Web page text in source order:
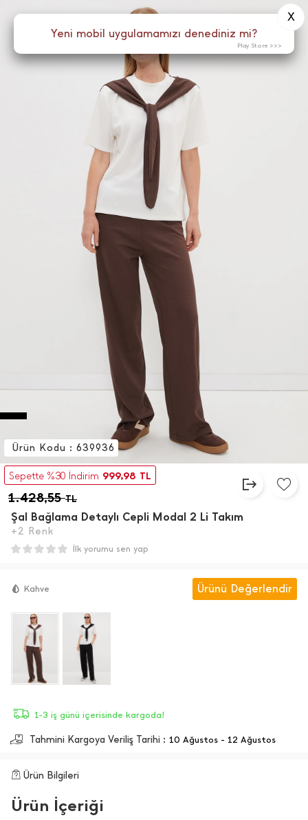
Menü
Sepette %30 İndirim 999,98 TL
1.428,55TL
Şal Bağlama Detaylı Cepli Modal 2 Li Takım
+2 Renk
Ürün Kodu : 639936
İlk yorumu sen yap
Kahve Ürünü Değerlendir
1-3 iş günü içerisinde kargoda!
Tahmini Kargoya Veriliş Tarihi : 10 Ağustos - 12 Ağustos
Ürün Bilgileri
Ürün İçeriği
Yeni mobil uygulamamızı denediniz mi?
X
Play Store >>>